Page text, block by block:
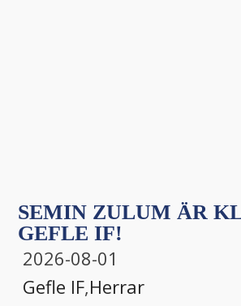
SEMIN ZULUM ÄR
GEFLE IF!
2026-08-01
Gefle IF,Herrar